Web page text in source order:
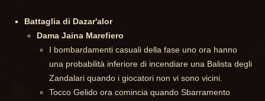
Battaglia di Dazar'alor
Dama Jaina Marefiero
I bombardamenti casuali della fase uno ora hanno
una probabilità inferiore di incendiare una Balista degli
Zandalari quando i giocatori non vi sono vicini.
Tocco Gelido ora comincia quando Sbarramento